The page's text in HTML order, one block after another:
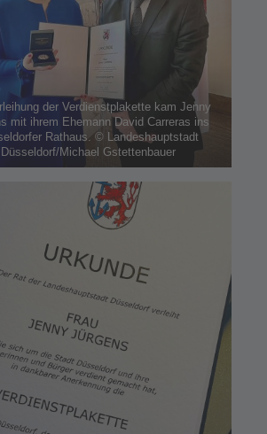
der Verdienstplakette kam Jenny
mit ihrem Ehemann David Carreras ins
Rathaus. © Landeshauptstadt
Düsseldorf/Michael Gstettenbauer